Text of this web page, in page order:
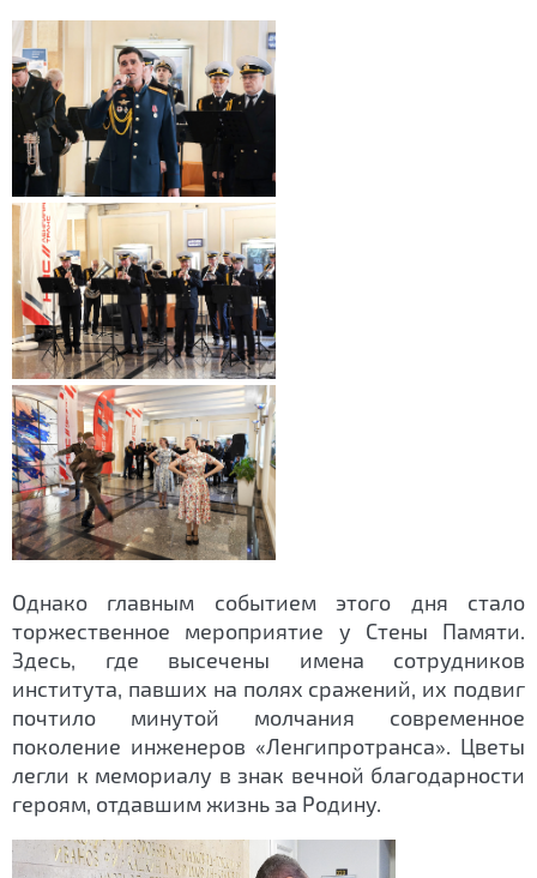
Однако главным событием этого дня стало
торжественное мероприятие у Стены Памяти.
Здесь, где высечены имена сотрудников
института, павших на полях сражений, их подвиг
почтило минутой молчания современное
поколение инженеров «Ленгипротранса». Цветы
легли к мемориалу в знак вечной благодарности
героям, отдавшим жизнь за Родину.